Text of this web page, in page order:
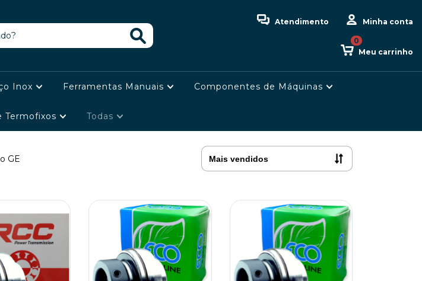
Atendimento Minha conta
Meu carrinho
0
Inox Ferramentas Manuais Componentes de Máquinas
Termofixos Todas
GE